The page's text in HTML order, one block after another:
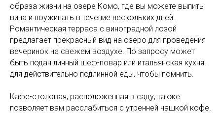
образа жизни на озере Комо, где вы можете выпить
вина и поужинать в течение нескольких дней.
Романтическая терраса с виноградной лозой
предлагает прекрасный вид на озеро для проведения
вечеринок на свежем воздухе. По запросу может
быть подан личный шеф-повар или итальянская кухня.
для действительно подлинной еды, чтобы помнить.
Кафе-столовая, расположенная в саду, также
позволяет вам расслабиться с утренней чашкой кофе.